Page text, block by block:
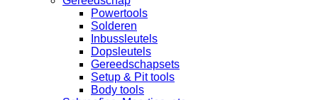
Powertools
Solderen
Inbussleutels
Dopsleutels
Gereedschapsets
Setup & Pit tools
Body tools